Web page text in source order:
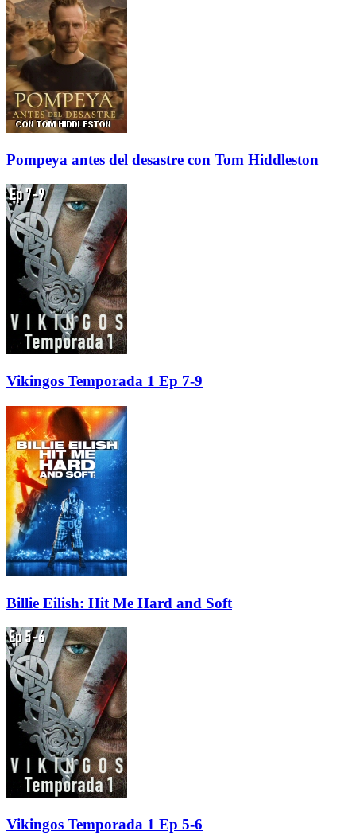
Pompeya antes del desastre con Tom Hiddleston
Vikingos Temporada 1 Ep 7-9
Billie Eilish: Hit Me Hard and Soft
Vikingos Temporada 1 Ep 5-6